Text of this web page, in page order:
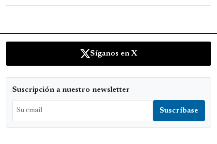
Síganos en X
Suscripción a nuestro newsletter